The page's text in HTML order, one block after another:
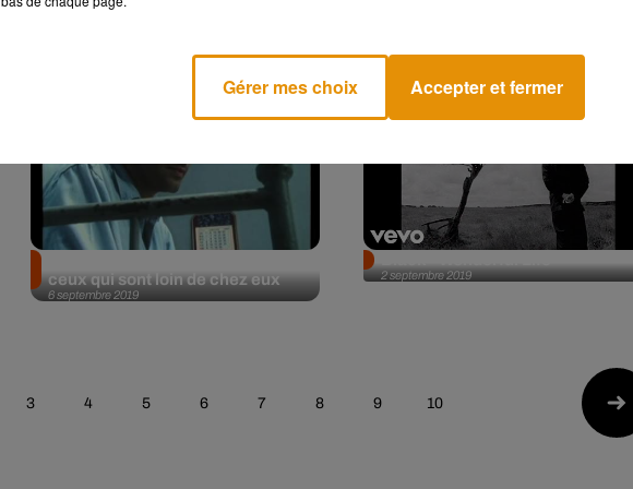
6 septembre 2019
ceux qui sont loin de chez eux
2 septembre 2019
3 4 5 6 7 8 9 10
Gérer mes choix Accepter et fermer